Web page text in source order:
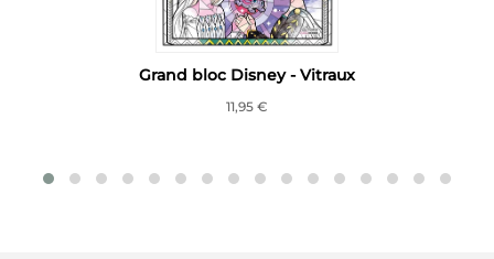
Grand bloc Disney - Vitraux
11,95 €